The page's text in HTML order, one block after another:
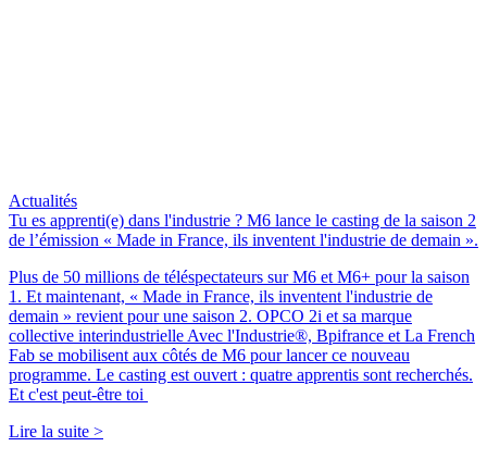
Actualités
Tu es apprenti(e) dans l'industrie ? M6 lance le casting de la saison 2
de l’émission « Made in France, ils inventent l'industrie de demain ».
Plus de 50 millions de téléspectateurs sur M6 et M6+ pour la saison
1. Et maintenant, « Made in France, ils inventent l'industrie de
demain » revient pour une saison 2. OPCO 2i et sa marque
collective interindustrielle Avec l'Industrie®, Bpifrance et La French
Fab se mobilisent aux côtés de M6 pour lancer ce nouveau
programme. Le casting est ouvert : quatre apprentis sont recherchés.
Et c'est peut-être toi
Lire la suite >